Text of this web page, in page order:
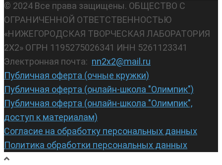
© 2024 Все права защищены. ОБЩЕСТВО С
ОГРАНИЧЕННОЙ ОТВЕТСТВЕННОСТЬЮ
«НИЖЕГОРОДСКАЯ ТВОРЧЕСКАЯ ЛАБОРАТОРИЯ
2Х2» ОГРН 1195275026341 ИНН 5261123341
Электронная почта: nn2x2@mail.ru
Публичная оферта (очные кружки)
Публичная оферта (онлайн-школа "Олимпик")
Публичная оферта (онлайн-школа "Олимпик",
доступ к материалам)
Согласие на обработку персональных данных
Политика обработки персональных данных